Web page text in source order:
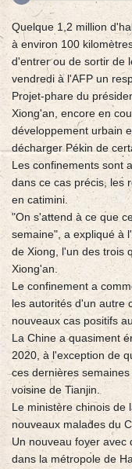
Quelque 1,2 million
à environ 100
d'entrer ou de sortir de
vendredi à l'AFP un
Projet-phare du
Xiong'an, encore en
développement urbain
décharger Pékin de
Les confinements sont
dans ce cas précis, les
en catimini.
"On s'attend à ce que
semaine", a expliqué à
de Xiong, l'un des trois
Xiong'an.
Le confinement a
les autorités d'un autre
nouveaux cas positifs
La Chine a quasiment
2020, à l'exception de
ces dernières
voisine de Tianjin.
Le ministère chinois de
nouveaux malades du
Un nouveau foyer avec
dans la métropole de